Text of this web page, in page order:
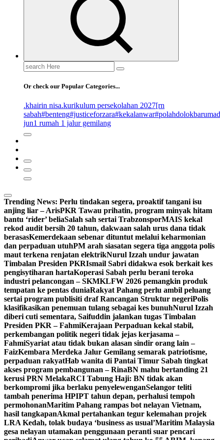
Search
for:
Or check our Popular Categories...
.khairin nisa.kurikulum persekolahan 2027[rn
sabah#benteng#justiceforzara#kekalanwar
jun1 rumah 1 jalur gemilang
Trending News: Perlu tindakan segera, proaktif tangani isu
anjing liar – ArisPKR Tawau prihatin, program minyak hitam
bantu ‘rider’ beliaSalah sah sertai TrabzonsporMAIS kekal
rekod audit bersih 20 tahun, dakwaan salah urus dana tidak
berasasKemerdekaan sebenar dituntut melalui keharmonian
dan perpaduan utuhPM arah siasatan segera tiga anggota polis
maut terkena renjatan elektrikNurul Izzah undur jawatan
Timbalan Presiden PKRIsmail Sabri didakwa esok berkait kes
pengisytiharan hartaKoperasi Sabah perlu berani teroka
industri pelancongan – SKMKLFW 2026 pemangkin produk
tempatan ke pentas duniaRakyat Pahang perlu ambil peluang
sertai program publisiti draf Rancangan Struktur negeriPolis
klasifikasikan penemuan tulang sebagai kes bunuhNurul Izzah
diberi cuti sementara, Saifuddin jalankan tugas Timbalan
Presiden PKR – FahmiKerajaan Perpaduan kekal stabil,
perkembangan politik negeri tidak jejas kerjasama –
FahmiSyariat atau tidak bukan alasan sindir orang lain –
FaizKembara Merdeka Jalur Gemilang semarak patriotisme,
perpaduan rakyatHab wanita di Pantai Timur Sabah tingkat
akses program pembangunan – RinaBN mahu bertanding 21
kerusi PRN MelakaRCI Tabung Haji: BN tidak akan
berkompromi jika berlaku penyelewenganSelangor teliti
tambah penerima HPIPT tahun depan, perhalusi tempoh
permohonanMaritim Pahang rampas bot nelayan Vietnam,
hasil tangkapanAkmal pertahankan tegur kelemahan projek
LRA Kedah, tolak budaya ‘business as usual’Maritim Malaysia
gesa nelayan utamakan penggunaan peranti suar pencari